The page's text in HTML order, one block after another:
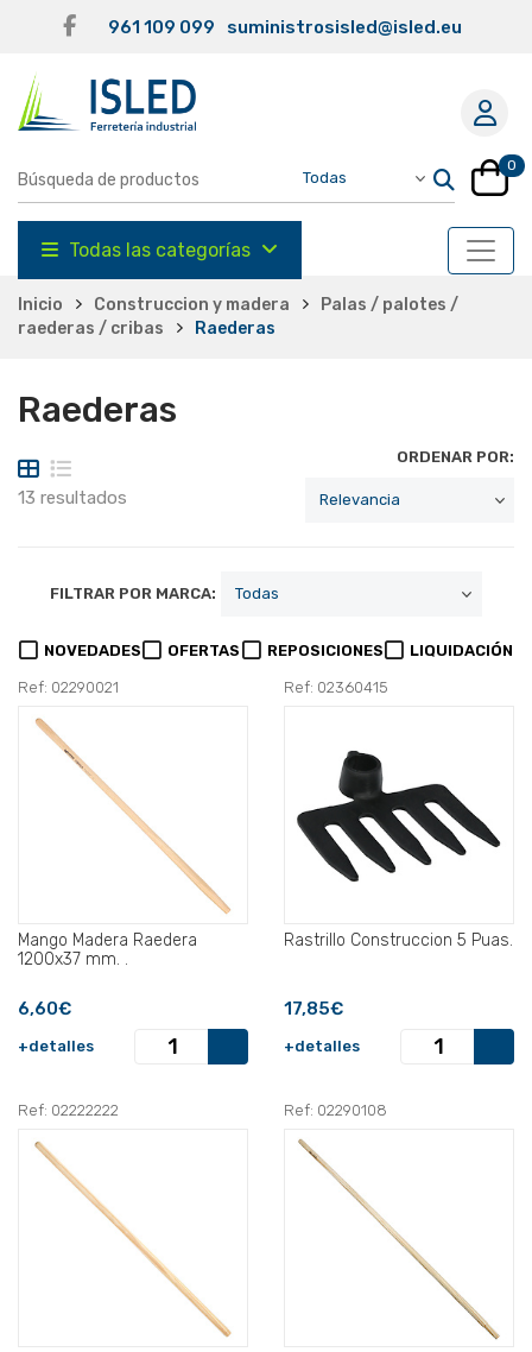
961 109 099 suministrosisled@isled.eu
0
Todas las categorías
Inicio Construccion y madera
Palas / palotes /
raederas / cribas
Raederas
Raederas
13 resultados
ORDENAR POR:
FILTRAR POR MARCA:
NOVEDADES OFERTAS REPOSICIONES LIQUIDACIÓN
Ref: 02290021
Mango Madera Raedera
1200x37 mm. .
6,60€
+detalles
Ref: 02360415
Rastrillo Construccion 5 Puas.
17,85€
+detalles
Ref: 02222222 Ref: 02290108